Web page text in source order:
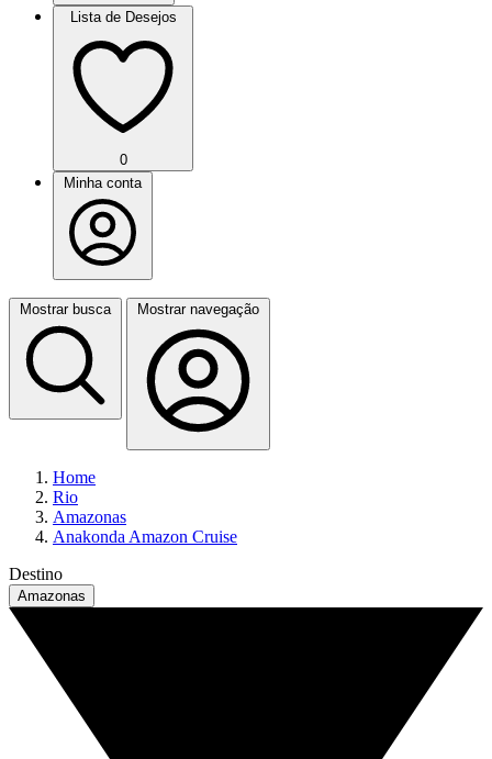
Lista de Desejos
0
Minha conta
Mostrar busca Mostrar navegação
Home
Rio
Amazonas
Anakonda Amazon Cruise
Destino
Amazonas